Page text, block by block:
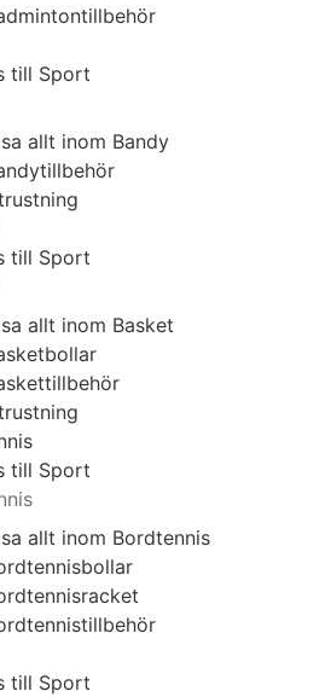
till Sport
allt inom Bandy
till Sport
allt inom Basket
till Sport
allt inom Bordtennis
till Sport